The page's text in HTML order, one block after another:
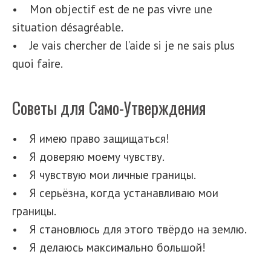
• Mon objectif est de ne pas vivre une
situation désagréable.
• Je vais chercher de l’aide si je ne sais plus
quoi faire.
Советы для Само-Утверждения
• Я имею право защищаться!
• Я доверяю моему чувству.
• Я чувствую мои личные границы.
• Я серьёзна, когда устанавливаю мои
границы.
• Я становлюсь для этого твёрдо на землю.
• Я делаюсь максимально большой!